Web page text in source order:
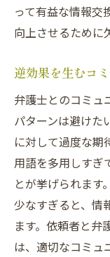
って有益な情報交
向上させるために
逆効果を生むコ
弁護士とのコミュ
パターンは避けた
に対して過度な期
用語を多用しすぎ
とが挙げられます
少なすぎると、情
ます。依頼者と弁
は、適切なコミュ